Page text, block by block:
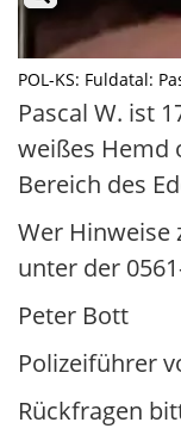
POL-KS: Fuldatal:
Pascal W. ist
weißes Hemd
Bereich des
Wer Hinweise
unter der
Peter Bott
Polizeiführer
Rückfragen